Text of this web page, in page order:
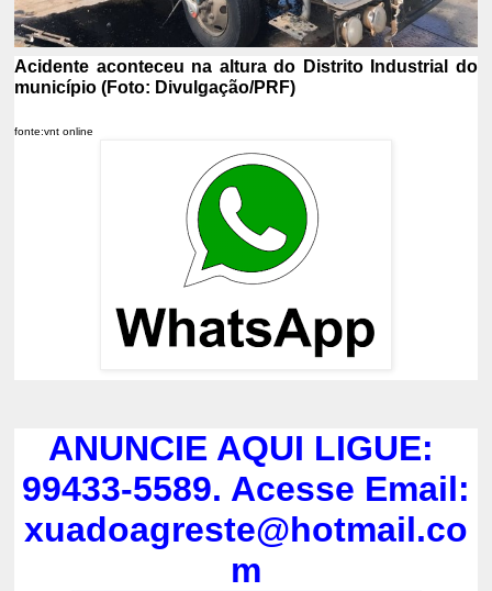
Acidente aconteceu na altura do Distrito Industrial do
município (Foto: Divulgação/PRF)
fonte:vnt online
ANUNCIE AQUI LIGUE:
99433-5589. Acesse Email:
xuadoagreste@hotmail.co
m